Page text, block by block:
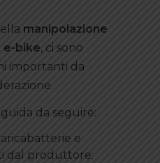
manipolazione
e-bike, ci sono
importanti da
da seguire:
e
dal produttore: